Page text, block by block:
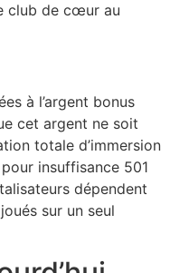
club de cœur au
à l’argent bonus
cet argent ne soit
totale d’immersion
insuffisance 501
dépendent
sur un seul